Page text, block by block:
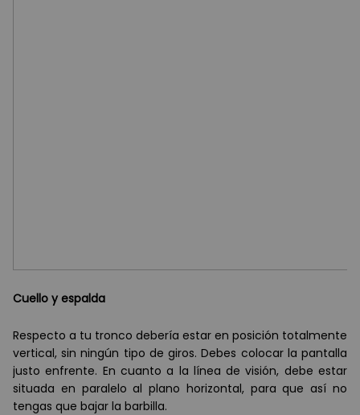
Cuello y espalda
Respecto a tu tronco debería estar en posición totalmente
vertical, sin ningún tipo de giros. Debes colocar la pantalla
justo enfrente. En cuanto a la línea de visión, debe estar
situada en paralelo al plano horizontal, para que asíno
tengas que bajar la barbilla.